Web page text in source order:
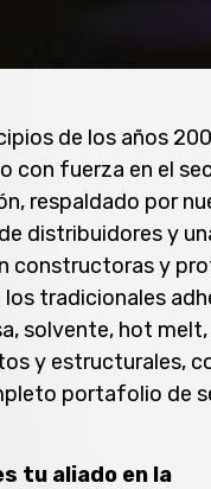
de los años
con fuerza en el
respaldado por
distribuidores y
constructoras y
los tradicionales
solvente, hot melt,
y estructurales,
portafolio de
tu aliado en la